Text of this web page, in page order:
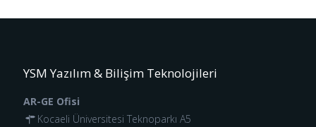
YSM Yazılım & Bilişim Teknolojileri
AR-GE Ofisi
Kocaeli Üniversitesi Teknoparkı A5